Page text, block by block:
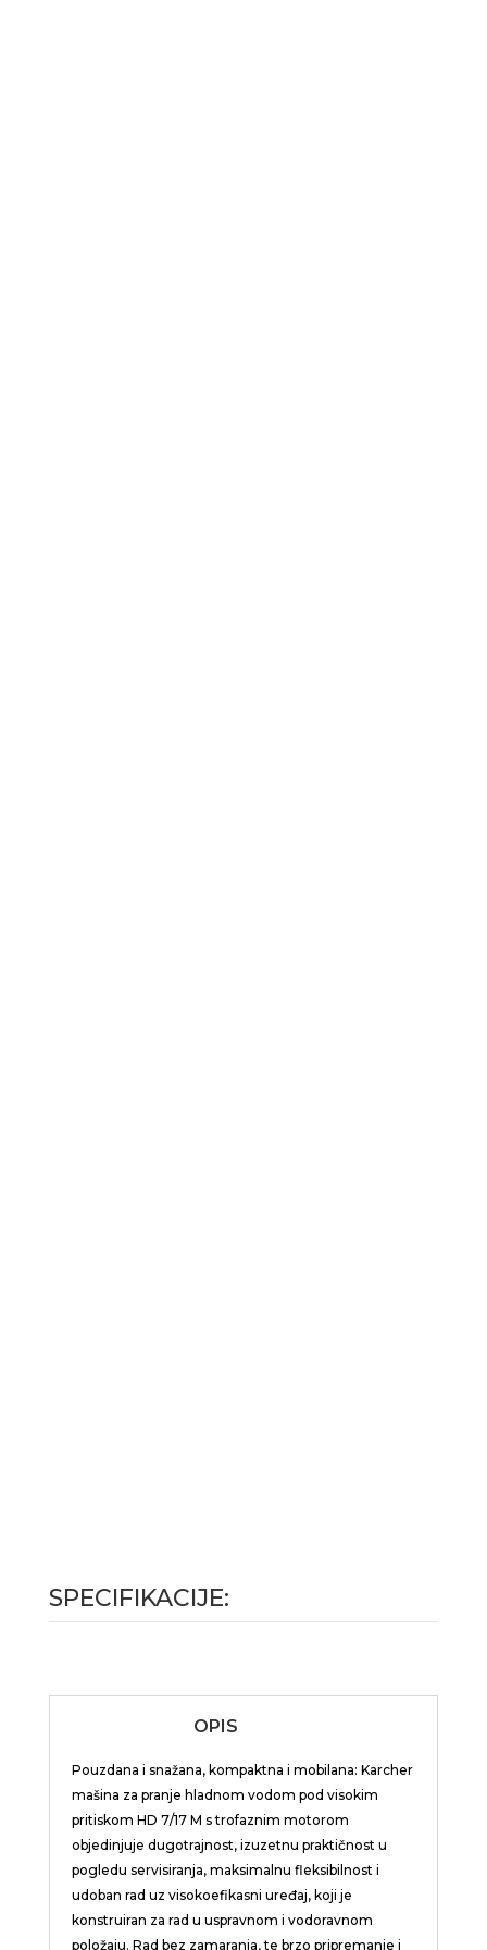
SPECIFIKACIJE:
OPIS
Pouzdana i snažana, kompaktna i mobilana: Karcher
mašina za pranje hladnom vodom pod visokim
pritiskom HD 7/17 M s trofaznim motorom
objedinjuje dugotrajnost, izuzetnu praktičnost u
pogledu servisiranja, maksimalnu fleksibilnost i
udoban rad uz visokoefikasni uređaj, koji je
konstruiran za rad u uspravnom i vodoravnom
položaju. Rad bez zamaranja, te brzo pripremanje i